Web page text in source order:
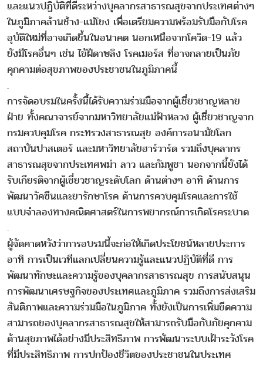
และแนวปฏิบัติที่ดีระหว่างบุคลากรสาธารณสุขจากประเทศต่างๆ
ในภูมิภาคล้านช้าง-แม่โขง เพื่อเตรียมความพร้อมรับมือกับโรค
อุบัติใหม่ที่อาจเกิดขึ้นในอนาคต นอกเหนือจากโควิด-19 แล้ว
ยังมีโรคอื่นๆ เช่น ไข้ฝีดาษลิง โรคเมอร์ส ที่อาจกลายเป็นภัย
คุกคามต่อสุขภาพของประชาชนในภูมิภาคนี้
.
การจัดอบรมในครั้งนี้ได้รับความร่วมมือจากผู้เชี่ยวชาญหลาย
ฝ่าย ทั้งคณาจารย์จากมหาวิทยาลัยแม่ฟ้าหลวง ผู้เชี่ยวชาญจาก
กรมควบคุมโรค กระทรวงสาธารณสุข องค์การอนามัยโลก
สถาบันปาสเตอร์ และมหาวิทยาลัยฮาร์วาร์ด รวมถึงบุคลากร
สาธารณสุขจากประเทศพม่า ลาว และกัมพูชา นอกจากนี้ยังได้
รับเกียรติจากผู้เชี่ยวชาญระดับโลก ด้านต่างๆ อาทิ ด้านการ
พัฒนาวัคซีนและยารักษาโรค ด้านการควบคุมโรคและการใช้
แบบจำลองทางคณิตศาสตร์ในการพยากรณ์การเกิดโรคระบาด
.
ผู้จัดคาดหวังว่าการอบรมนี้จะก่อให้เกิดประโยชน์หลายประการ
อาทิ การเป็นเวทีแลกเปลี่ยนความรู้และแนวปฏิบัติที่ดี การ
พัฒนาทักษะและความรู้ของบุคลากรสาธารณสุข การสนับสนุน
การพัฒนาเศรษฐกิจของประเทศและภูมิภาค รวมถึงการส่งเสริม
สันติภาพและความร่วมมือในภูมิภาค ทั้งยังเป็นการเพิ่มขีดความ
สามารถของบุคลากรสาธารณสุขให้สามารถรับมือกับภัยคุกคาม
ด้านสุขภาพได้อย่างมีประสิทธิภาพ การพัฒนาระบบเฝ้าระวังโรค
ที่มีประสิทธิภาพ การปกป้องชีวิตของประชาชนในประเทศ